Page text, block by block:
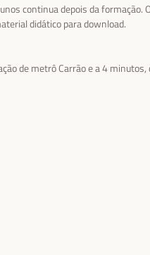
continua depois da formação.
didático para download.
de metrô Carrão e a 4 minutos,